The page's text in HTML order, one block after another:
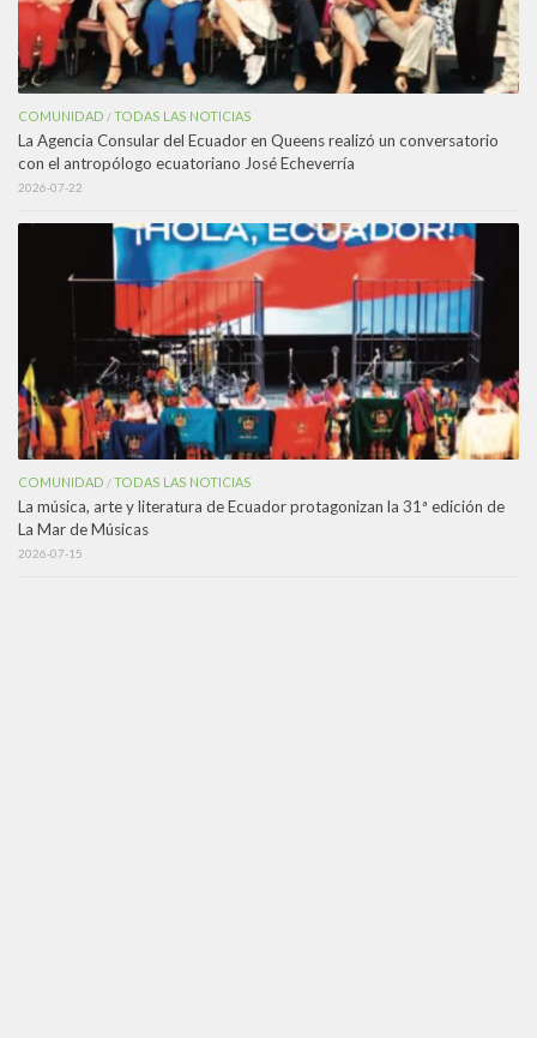
COMUNIDAD /TODAS LAS NOTICIAS
La Agencia Consular del Ecuador en Queens realizó un conversatorio
con el antropólogo ecuatoriano José Echeverría
2026-07-22
COMUNIDAD /TODAS LAS NOTICIAS
La música, arte y literatura de Ecuador protagonizan la 31ª edición de
La Mar de Músicas
2026-07-15